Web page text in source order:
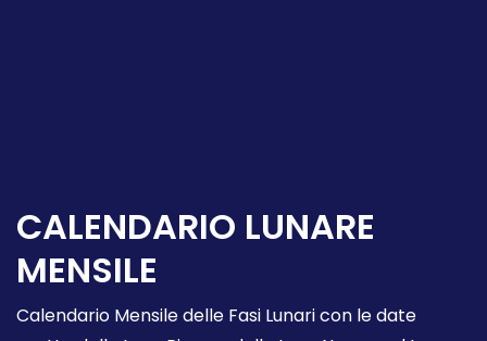
CALENDARIO LUNARE
MENSILE
Calendario Mensile delle Fasi Lunari con le date